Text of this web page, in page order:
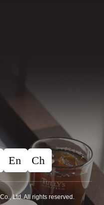
Ltd. All rights reserved.